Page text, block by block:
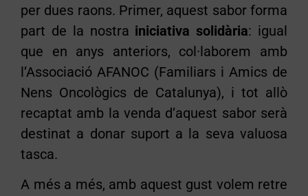
per dues raons. Primer, aquest sabor forma
part de la nostra iniciativa solidària: igual
que en anys anteriors, col·laborem amb
l’Associació AFANOC (Familiars i Amics de
Nens Oncològics de Catalunya), i tot allò
recaptat amb la venda d’aquest sabor serà
destinat a donar suport a la seva valuosa
tasca.
A més a més, amb aquest gust volem retre